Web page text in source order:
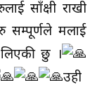
साँक्षी राखी
सम्पूर्णले मलाई
छु ।
उही